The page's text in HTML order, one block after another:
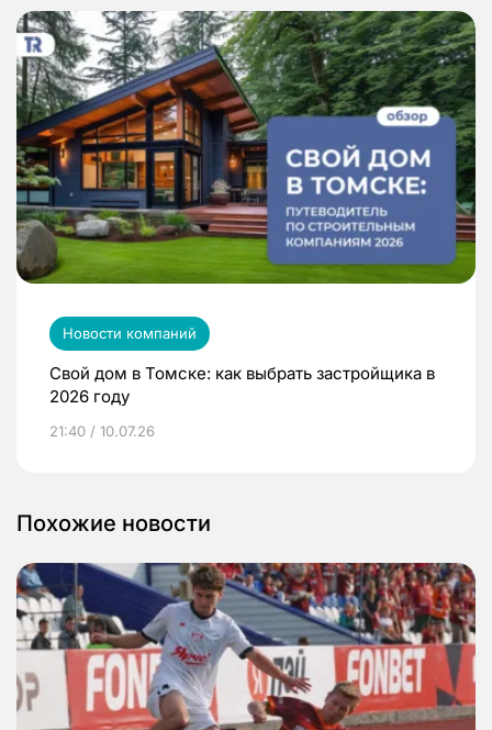
Новости компаний
Свой дом в Томске: как выбрать застройщика в
2026 году
21:40 / 10.07.26
Похожие новости